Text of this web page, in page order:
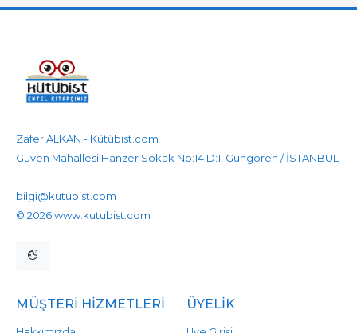
Zafer ALKAN - Kütübist.com
Güven Mahallesi Hanzer Sokak No:14 D:1, Güngören / İSTANBUL
bilgi@kutubist.com
© 2026 www.kutubist.com
MÜŞTERI HIZMETLERI ÜYELIK